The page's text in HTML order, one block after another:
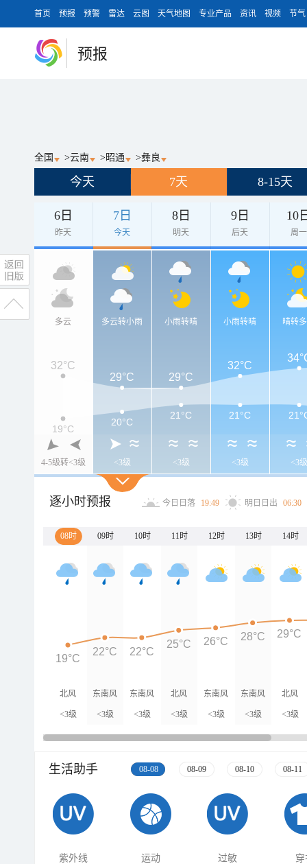
首页 预报 预警 雷达 云图 天气地图 专业产品 资讯 视频 节气
预报
全国 >云南 > 昭通 >彝良
今天 7天 8-15天
6日
昨天
7日
今天
8日
明天
9日
后天
10
周一
多云
4-5级转<3级
多云转小雨
<3级
小雨转晴
<3级
小雨转晴
<3级
晴转
<3级
32°C
29°C 29°C
32°C
19°C
20°C
21°C 21°C
逐小时预报 今日日落 19:49 明日日出 06:30
08时 09时 10时 11时 12时 13时 14时
北风
<3级
东南风
<3级
东南风
<3级
北风
<3级
东南风
<3级
东南风
<3级
北风
<3级
19°C
22°C 22°C
25°C 26°C 28°C 29°C
生活助手 08-08 08-09 08-10 08-11
紫外线 运动 过敏 穿